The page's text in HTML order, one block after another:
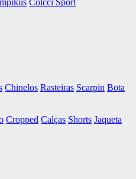
Chinelos Rasteiras Scarpin Bota
Cropped Calças Shorts Jaqueta